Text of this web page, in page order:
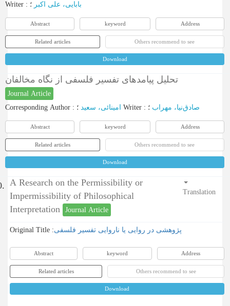
Writer : بابایی، علی اکبر ؛
Abstract keyword Address
Related articles Others recommend to see
Download
تحلیل پیامدهای تفسیر فلسفی از نگاه مخالفان
Journal Article
Corresponding Author : امینائی، سعید Writer : صادق‌نیا، مهراب ؛
Abstract keyword Address
Related articles Others recommend to see
Download
A Research on the Permissibility or
Impermissibility of Philosophical
Interpretation
Journal Article
Translation
Original Title :پژوهشی در روایی یا ناروایی تفسیر فلسفی
Abstract keyword Address
Related articles Others recommend to see
Download